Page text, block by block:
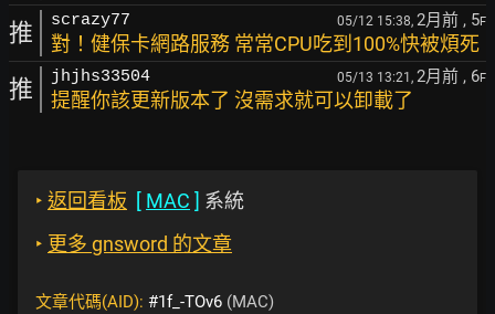
推 scrazy77 05/12 15:38, 2月前 , 5F
對！健保卡網路服務 常常CPU吃到100%快被煩死
推 jhjhs33504 05/13 13:21, 2月前 , 6F
提醒你該更新版本了 沒需求就可以卸載了
‣ 返回看板 [ MAC ] 系統
‣ 更多 gnsword 的文章
文章代碼(AID): #1f_-TOv6 (MAC)